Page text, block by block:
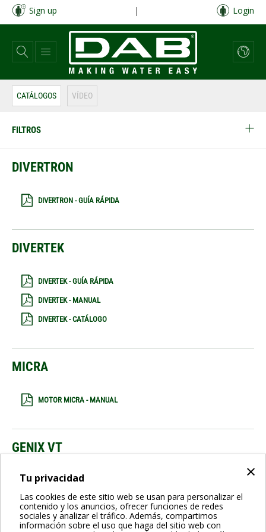
×
Tu privacidad
Las cookies de este sitio web se usan para personalizar el
contenido y los anuncios, ofrecer funciones de redes
sociales y analizar el tráfico. Además, compartimos
información sobre el uso que haga del sitio web con
Pasar
contenido
principal
Sign up | Login
CATÁLOGOS VÍDEO
FILTROS
DIVERTRON
DIVERTRON - GUÍA RÁPIDA
DIVERTEK
DIVERTEK - GUÍA RÁPIDA
DIVERTEK - MANUAL
DIVERTEK - CATÁLOGO
MICRA
MOTOR MICRA - MANUAL
GENIX VT
GENIX VT - CATÁLOGO
GENIX